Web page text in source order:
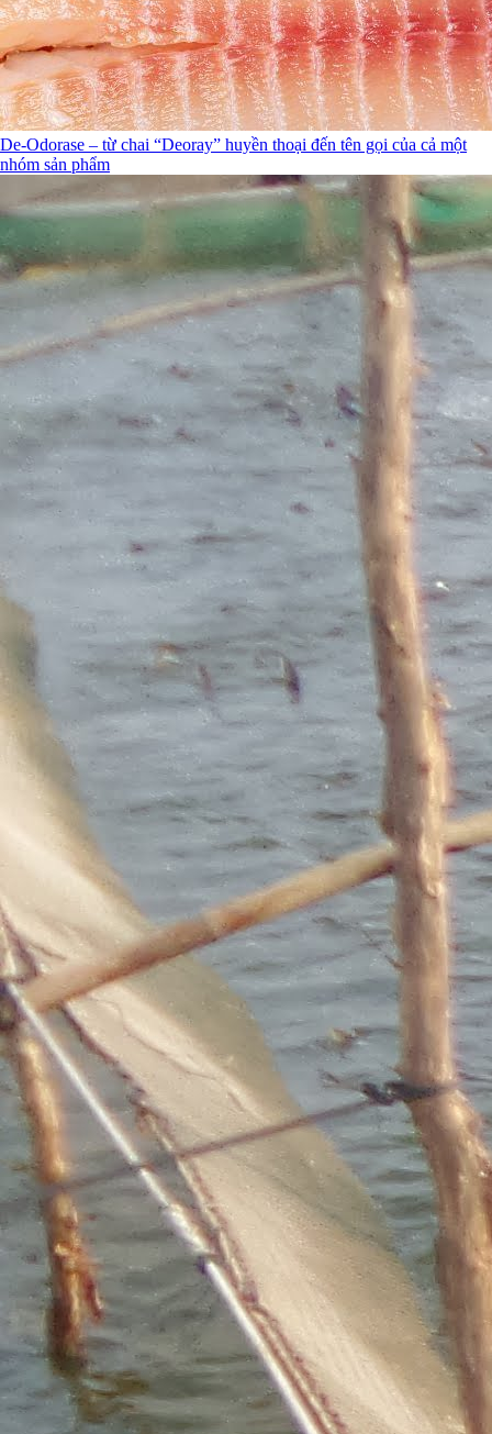
De-Odorase – từ chai “Deoray” huyền thoại đến tên gọi của cả một
nhóm sản phẩm